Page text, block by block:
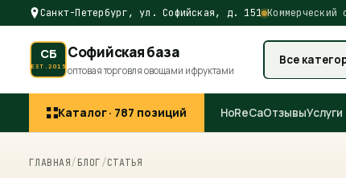
Санкт-Петербург, ул. Софийская, д. 151
СБ
EST.2015
Софийская база
оптовая торговля овощами и фруктами
Все
Каталог · 787 позиций HoReCaОтзывыУслуги
ГЛАВНАЯ/ БЛОГ /СТАТЬЯ